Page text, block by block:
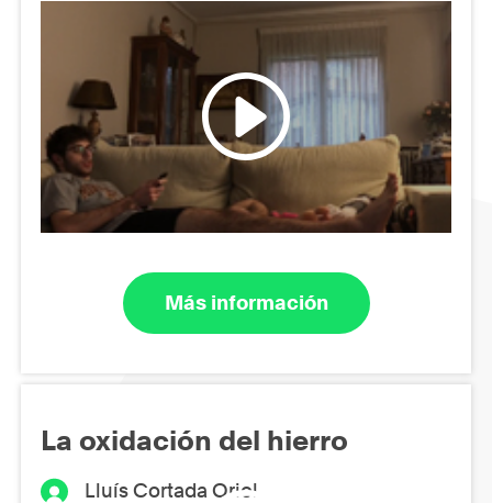
Más información
La oxidación del hierro
Lluís Cortada Oriol